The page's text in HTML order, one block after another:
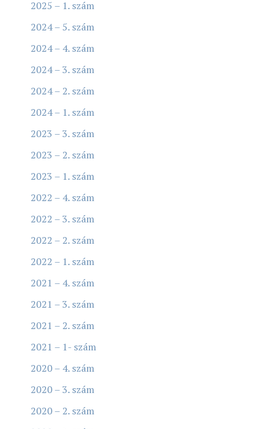
2025 – 1. szám
2024 – 5. szám
2024 – 4. szám
2024 – 3. szám
2024 – 2. szám
2024 – 1. szám
2023 – 3. szám
2023 – 2. szám
2023 – 1. szám
2022 – 4. szám
2022 – 3. szám
2022 – 2. szám
2022 – 1. szám
2021 – 4. szám
2021 – 3. szám
2021 – 2. szám
2021 – 1- szám
2020 – 4. szám
2020 – 3. szám
2020 – 2. szám